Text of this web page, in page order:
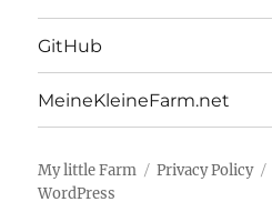
GitHub
MeineKleineFarm.net
My little Farm Privacy Policy
WordPress